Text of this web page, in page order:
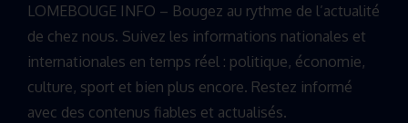
LOMEBOUGE INFO – Bougez au rythme de l’actualité
de chez nous. Suivez les informations nationales et
internationales en temps réel : politique, économie,
culture, sport et bien plus encore. Restez informé
avec des contenus fiables et actualisés.